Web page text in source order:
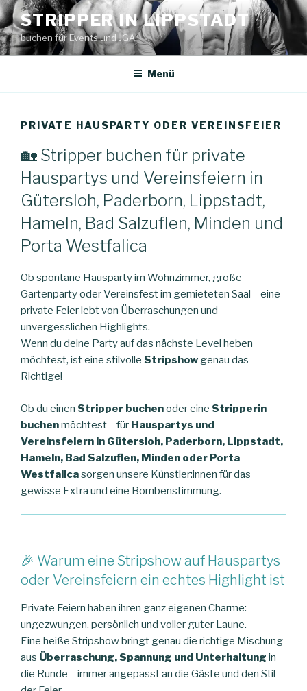
Zum
Inhalt
springen
STRIPPER IN LIPPSTADT
buchen für Events und JGA!
Menü
PRIVATE HAUSPARTY ODER VEREINSFEIER
🏡 Stripper buchen für private
Hauspartys und Vereinsfeiern in
Gütersloh, Paderborn, Lippstadt,
Hameln, Bad Salzuflen, Minden und
Porta Westfalica
Ob spontane Hausparty im Wohnzimmer, große
Gartenparty oder Vereinsfest im gemieteten Saal – eine
private Feier lebt von Überraschungen und
unvergesslichen Highlights.
Wenn du deine Party auf das nächste Level heben
möchtest, ist eine stilvolle Stripshow genau das
Richtige!
Ob du einen Stripper buchenoder eine Stripperin
buchenmöchtest – für Hauspartys und
Vereinsfeiern in Gütersloh, Paderborn, Lippstadt,
Hameln, Bad Salzuflen, Minden oder Porta
Westfalicasorgen unsere Künstler:innen für das
gewisse Extra und eine Bombenstimmung.
🎉 Warum eine Stripshow auf Hauspartys
oder Vereinsfeiern ein echtes Highlight ist
Private Feiern haben ihren ganz eigenen Charme:
ungezwungen, persönlich und voller guter Laune.
Eine heiße Stripshow bringt genau die richtige Mischung
aus Überraschung, Spannung und Unterhaltung in
die Runde – immer angepasst an die Gäste und den Stil